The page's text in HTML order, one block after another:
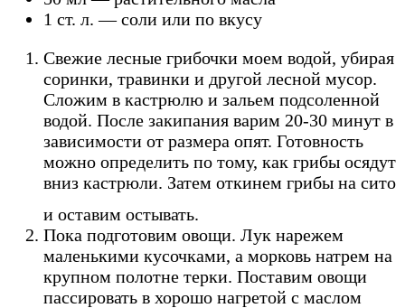
1 ст. л. — соли или по вкусу
Свежие лесные грибочки моем водой, убирая
соринки, травинки и другой лесной мусор.
Сложим в кастрюлю и зальем подсоленной
водой. После закипания варим 20-30 минут в
зависимости от размера опят. Готовность
можно определить по тому, как грибы осядут
вниз кастрюли. Затем откинем грибы на сито
и оставим остывать.
Пока подготовим овощи. Лук нарежем
маленькими кусочками, а морковь натрем на
крупном полотне терки. Поставим овощи
пассировать в хорошо нагретой с маслом